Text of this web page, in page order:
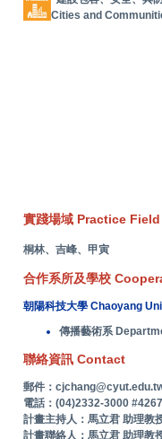
Cities and
實踐場域 Practice Field
桐林、吉峰、甲寅
合作系所及學校
朝陽科技大學 Chaoyang
傳播藝術系
聯絡資訊 Contact
郵件：
電話：(04)2332-3000 #4267
計畫主持人：馬立君 助理教
計畫聯絡人：馬立君 助理教